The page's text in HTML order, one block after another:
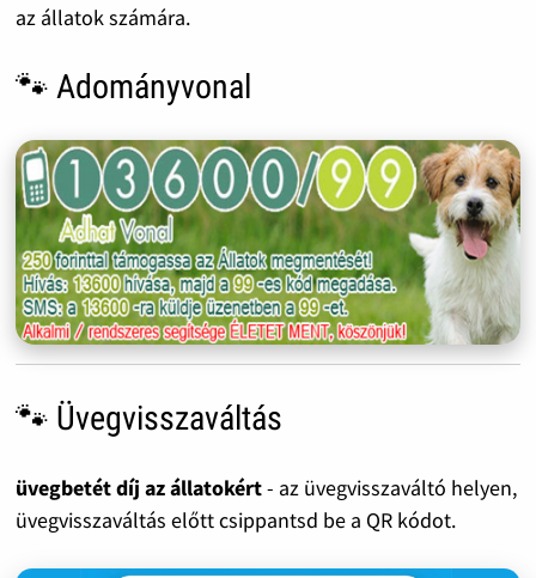
az állatok számára.
🐾 Adományvonal
🐾 Üvegvisszaváltás
üvegbetét díj az állatokért- az üvegvisszaváltó helyen,
üvegvisszaváltás előtt csippantsd be a QR kódot.